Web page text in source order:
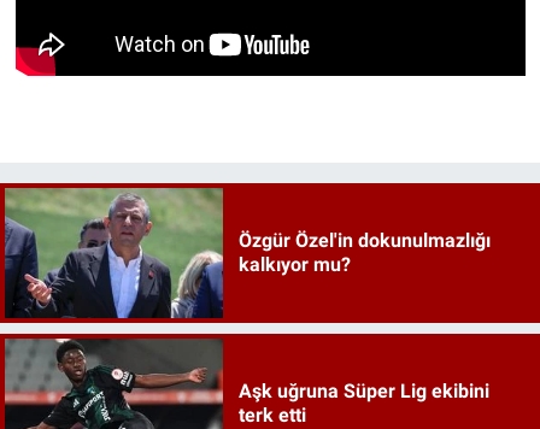
Özgür Özel'in dokunulmazlığı
kalkıyor mu?
Aşk uğruna Süper Lig ekibini
terk etti